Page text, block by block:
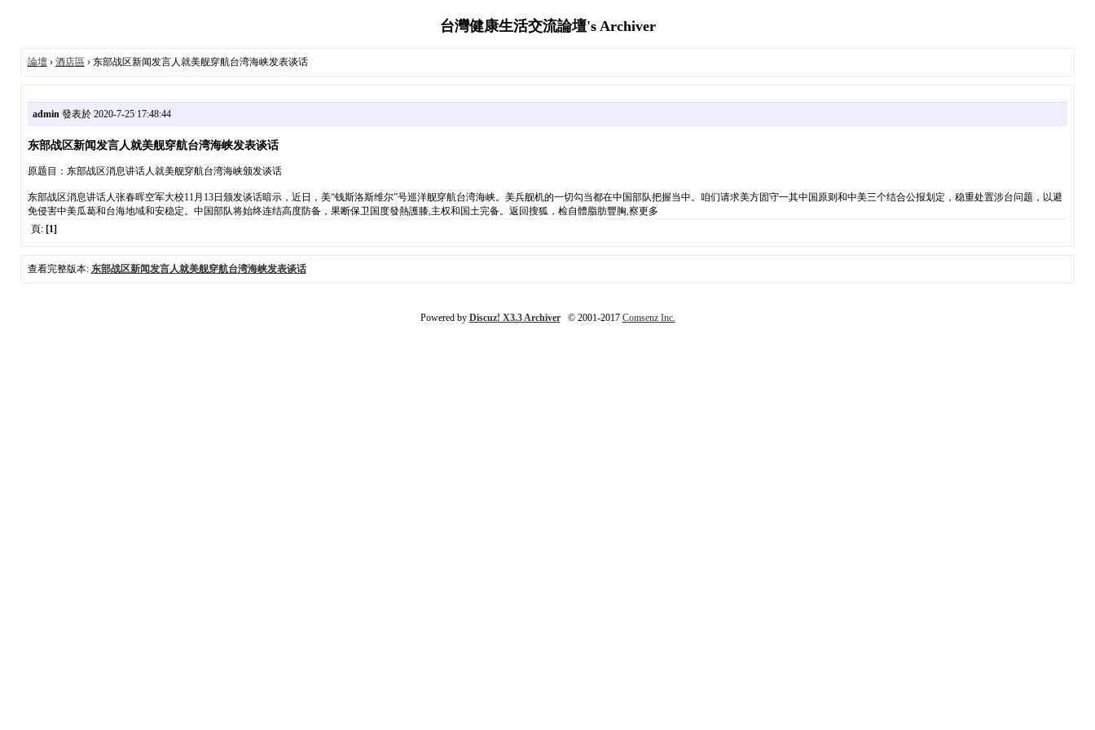
台灣健康生活交流論壇's Archiver
論壇› 酒店區 › 东部战区新闻发言人就美舰穿航台湾海峡发表谈话
admin發表於 2020-7-25 17:48:44
东部战区新闻发言人就美舰穿航台湾海峡发表谈话
原题目：东部战区消息讲话人就美舰穿航台湾海峡颁发谈话
东部战区消息讲话人张春晖空军大校11月13日颁发谈话暗示，近日，美“钱斯洛斯维尔”号巡洋舰穿航台湾海峡。美兵舰机的一切勾当都在中国部队把握当中。咱们请求美方固守一其中国原则和中美三个结合公报划定，稳重处置涉台问题，以避
免侵害中美瓜葛和台海地域和安稳定。中国部队将始终连结高度防备，果断保卫国度發熱護膝,主权和国土完备。返回搜狐，检自體脂肪豐胸,察更多
頁: [1]
查看完整版本: 东部战区新闻发言人就美舰穿航台湾海峡发表谈话
Powered by Discuz! X3.3 Archiver© 2001-2017 Comsenz Inc.